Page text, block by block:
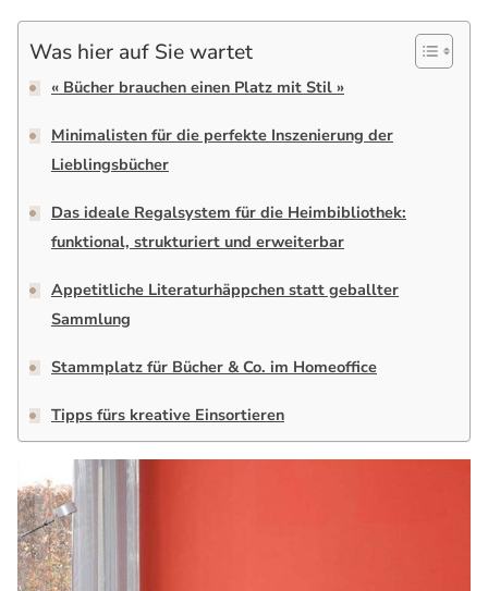
Was hier auf Sie wartet
« Bücher brauchen einen Platz mit Stil »
Minimalisten für die perfekte Inszenierung der
Lieblingsbücher
Das ideale Regalsystem für die Heimbibliothek:
funktional, strukturiert und erweiterbar
Appetitliche Literaturhäppchen statt geballter
Sammlung
Stammplatz für Bücher & Co. im Homeoffice
Tipps fürs kreative Einsortieren